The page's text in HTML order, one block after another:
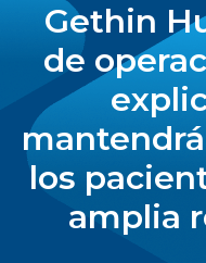
Gethin
de
los
amplia